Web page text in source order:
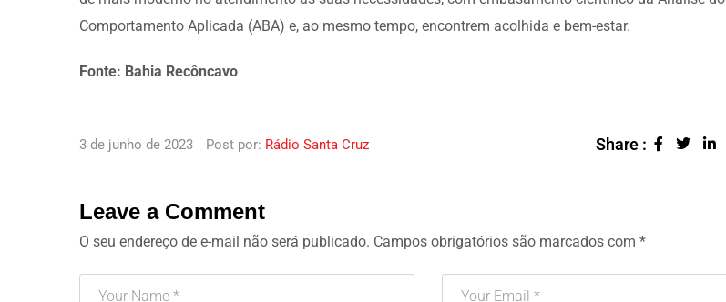
Comportamento Aplicada (ABA) e, ao mesmo tempo, encontrem acolhida e bem-estar.
Fonte: Bahia Recôncavo
3 de junho de 2023 Post por: Rádio Santa Cruz Share :
Leave a Comment
O seu endereço de e-mail não será publicado. Campos obrigatórios são marcados com *